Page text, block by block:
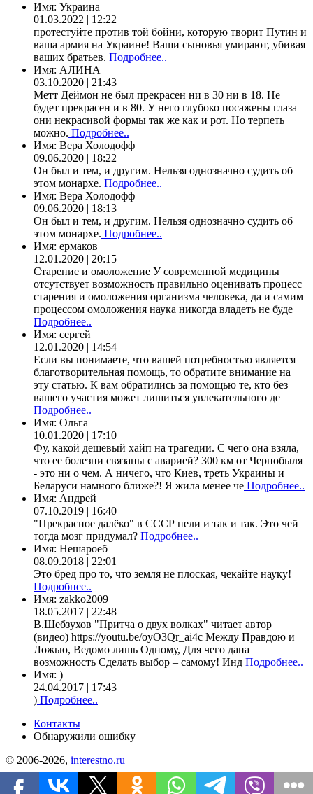
Имя: Украина
01.03.2022 | 12:22
протестуйте против той бойни, которую творит Путин и
ваша армия на Украине! Ваши сыновья умирают, убивая
ваших братьев. Подробнее..
Имя: АЛИНА
03.10.2020 | 21:43
Метт Деймон не был прекрасен ни в 30 ни в 18. Не
будет прекрасен и в 80. У него глубоко посажены глаза
они некрасивой формы так же как и рот. Но терпеть
можно. Подробнее..
Имя: Вера Холодофф
09.06.2020 | 18:22
Он был и тем, и другим. Нельзя однозначно судить об
этом монархе. Подробнее..
Имя: Вера Холодофф
09.06.2020 | 18:13
Он был и тем, и другим. Нельзя однозначно судить об
этом монархе. Подробнее..
Имя: ермаков
12.01.2020 | 20:15
Старение и омоложение У современной медицины
отсутствует возможность правильно оценивать процесс
старения и омоложения организма человека, да и самим
процессом омоложения наука никогда владеть не буде
Подробнее..
Имя: сергей
12.01.2020 | 14:54
Если вы понимаете, что вашей потребностью является
благотворительная помощь, то обратите внимание на
эту статью. К вам обратились за помощью те, кто без
вашего участия может лишиться увлекательного де
Подробнее..
Имя: Ольга
10.01.2020 | 17:10
Фу, какой дешевый хайп на трагедии. С чего она взяла,
что ее болезни связаны с аварией? 300 км от Чернобыля
- это ни о чем. А ничего, что Киев, треть Украины и
Беларуси намного ближе?! Я жила менее че Подробнее..
Имя: Андрей
07.10.2019 | 16:40
"Прекрасное далёко" в СССР пели и так и так. Это чей
тогда мозг придумал? Подробнее..
Имя: Нешароеб
08.09.2018 | 22:01
Это бред про то, что земля не плоская, чекайте науку!
Подробнее..
Имя: zakko2009
18.05.2017 | 22:48
В.Шебзухов "Притча о двух волках" читает автор
(видео) https://youtu.be/oyO3Qr_ai4c Между Правдою и
Ложью, Ведомо лишь Одному, Для чего дана
возможность Сделать выбор – самому! Инд Подробнее..
Имя: )
24.04.2017 | 17:43
) Подробнее..
Контакты
Обнаружили ошибку
© 2006-2026, interestno.ru